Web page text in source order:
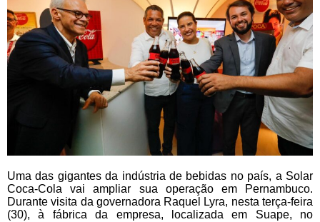
Uma das gigantes da indústria de bebidas no país, a Solar
Coca-Cola vai ampliar sua operação em Pernambuco.
Durante visita da governadora Raquel Lyra, nesta terça-feira
(30), à fábrica da empresa, localizada em Suape, no